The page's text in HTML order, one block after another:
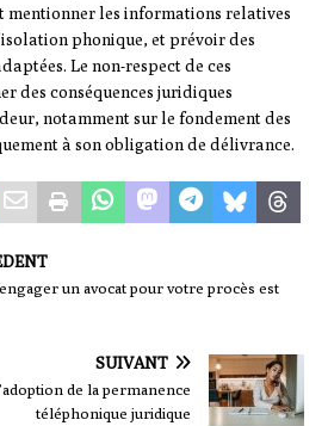
mentionner les informations relatives
phonique, et prévoir des
Le non-respect de ces
des conséquences juridiques
notamment sur le fondement des
à son obligation de délivrance.
un avocat pour votre procès est
SUIVANT
de la permanence
téléphonique juridique